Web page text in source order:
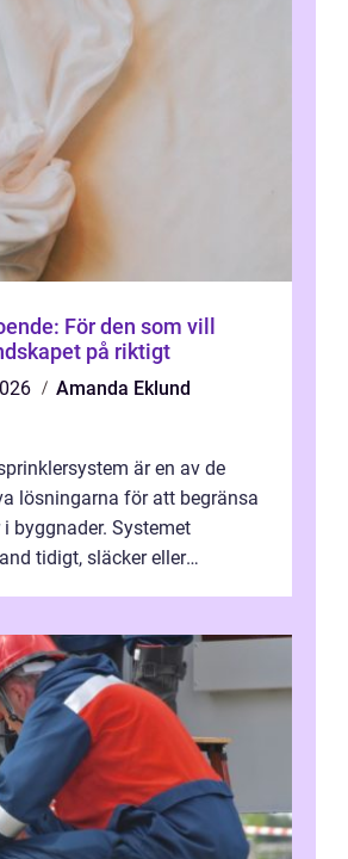
För den som vill
på riktigt
Amanda Eklund
är en av de
lösningarna för att begränsa
byggnader. Systemet
tidigt, släcker eller